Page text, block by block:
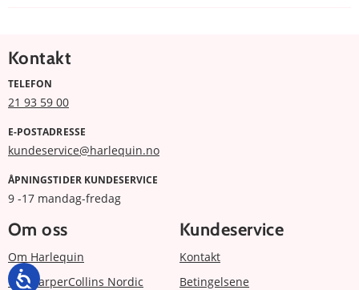
Kontakt
TELEFON
21 93 59 00
E-POSTADRESSE
kundeservice@harlequin.no
ÅPNINGSTIDER KUNDESERVICE
9 -17 mandag-fredag
Om oss
Om Harlequin
Om HarperCollins Nordic
Kundeservice
Kontakt
Betingelsene